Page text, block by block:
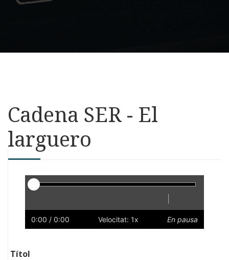
Cadena SER - El
larguero
Reproductor
Lent
0:00 / 0:00 Velocitat: 1x En pausa
Títol